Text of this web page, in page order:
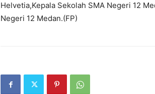
Helvetia,Kepala Sekolah SMA Negeri 12
Negeri 12 Medan.(FP)